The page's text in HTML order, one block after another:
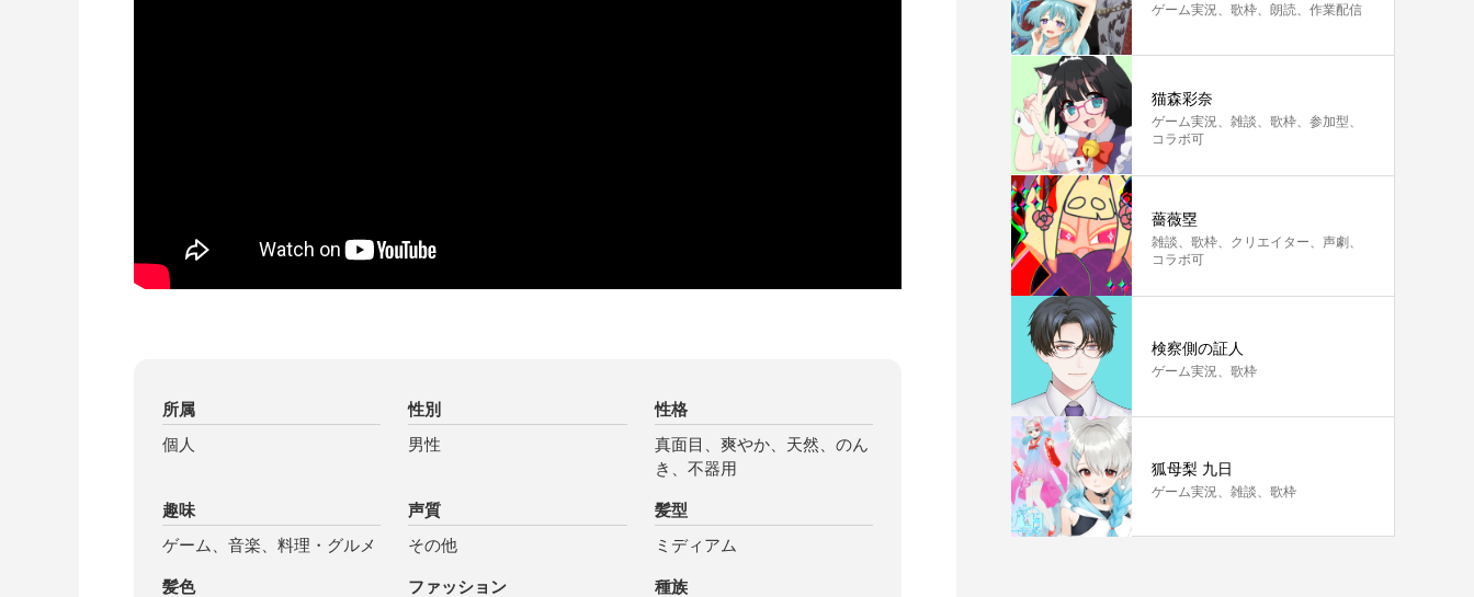
所属
個人
性別
男性
性格
真面目、爽やか、天然、のん
き、不器用
趣味
ゲーム、音楽、料理・グルメ
声質
その他
髪型
ミディアム
髪色 ファッション 種族
ゲーム実況、歌枠、朗読、作業配信
猫森彩奈
ゲーム実況、雑談、歌枠、参加型、
コラボ可
薔薇塁
雑談、歌枠、クリエイター、声劇、
コラボ可
検察側の証人
ゲーム実況、歌枠
狐母梨 九日
ゲーム実況、雑談、歌枠